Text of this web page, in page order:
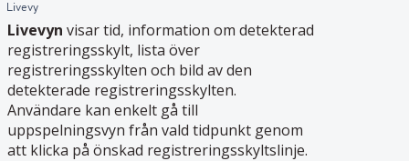
Livevy
Livevyn visar tid, information om detekterad
registreringsskylt, lista över
registreringsskylten och bild av den
detekterade registreringsskylten.
Användare kan enkelt gå till
uppspelningsvyn från vald tidpunkt genom
att klicka på önskad registreringsskyltslinje.